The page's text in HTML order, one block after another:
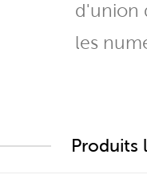
d'union
les
Produits